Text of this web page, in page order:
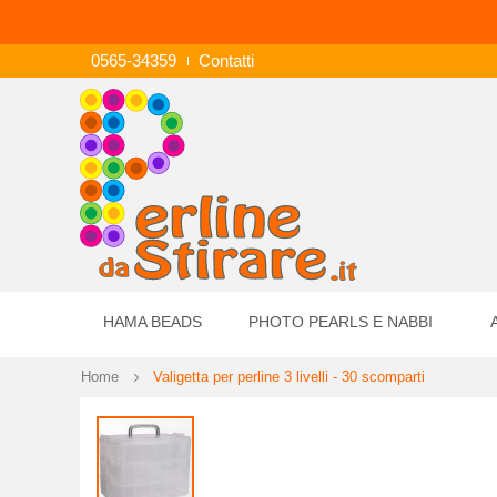
0565-34359 Contatti
HAMA BEADS PHOTO PEARLS E NABBI
Home Valigetta per perline 3 livelli - 30 scomparti
Vai
alla
della